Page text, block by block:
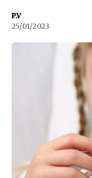
P.V
25/01/2023